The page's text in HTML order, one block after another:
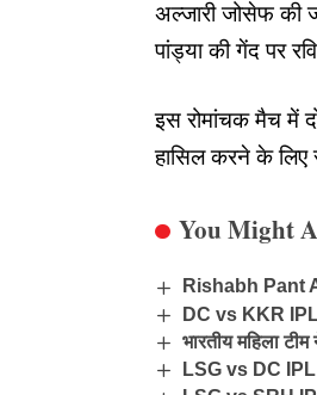
अल्जारी जोसेफ की
पांड्या की गेंद पर
इस रोमांचक मैच में
हासिल करने के लिए
You Might
Rishabh Pant
DC vs KKR IPL
भारतीय महिला
LSG vs DC IPL